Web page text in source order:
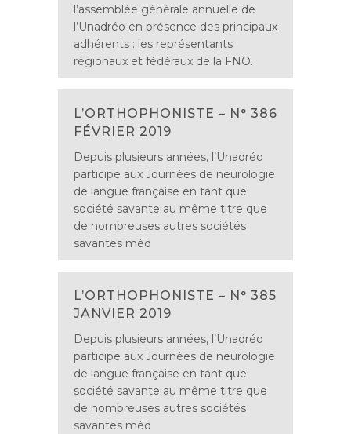
l’assemblée générale annuelle de
l’Unadréo en présence des principaux
adhérents : les représentants
régionaux et fédéraux de la FNO.
L’ORTHOPHONISTE – N° 386
FÉVRIER 2019
Depuis plusieurs années, l’Unadréo
participe aux Journées de neurologie
de langue française en tant que
société savante au même titre que
de nombreuses autres sociétés
savantes méd
L’ORTHOPHONISTE – N° 385
JANVIER 2019
Depuis plusieurs années, l’Unadréo
participe aux Journées de neurologie
de langue française en tant que
société savante au même titre que
de nombreuses autres sociétés
savantes méd